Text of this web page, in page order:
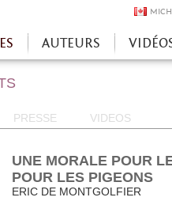
AUTEURS
PRESSE VIDEOS
UNE MORALE POUR
POUR LES PIGEONS
ERIC DE MONTGOLFIER